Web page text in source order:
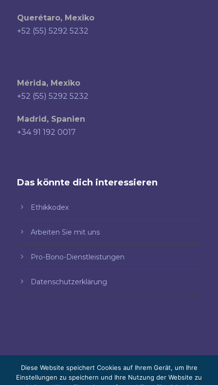
Querétaro, Mexiko
+52 (55) 5292 5232
Mérida, Mexiko
+52 (55) 5292 5232
Madrid, Spanien
+34 91 192 0017
Das könnte dich interessieren
Ethikkodex
Arbeiten Sie mit uns
Pro-Bono-Dienstleistungen
Datenschutzerklärung
Diese Website speichert Cookies auf Ihrem Gerät, um Ihre
Einstellungen zu speichern und Ihre Nutzung der Website zu